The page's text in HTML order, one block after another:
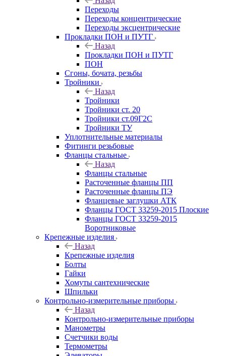
Переходы
Переходы концентрические
Переходы эксцентрические
Прокладки ПОН и ПУТГ
Назад
Прокладки ПОН и ПУТГ
ПОН
Сгоны, бочата, резьбы
Тройники
Назад
Тройники
Тройники ст. 20
Тройники ст.09Г2С
Тройники ТУ
Уплотнительные материалы
Фитинги резьбовые
Фланцы стальные
Назад
Фланцы стальные
Расточенные фланцы ПП
Расточенные фланцы ПЭ
Фланцевые заглушки АТК
Фланцы ГОСТ 33259-2015 Плоские
Фланцы ГОСТ 33259-2015
Воротниковые
Крепежные изделия
Назад
Крепежные изделия
Болты
Гайки
Хомуты сантехнические
Шпильки
Контрольно-измерительные приборы
Назад
Контрольно-измерительные приборы
Манометры
Счетчики воды
Термометры